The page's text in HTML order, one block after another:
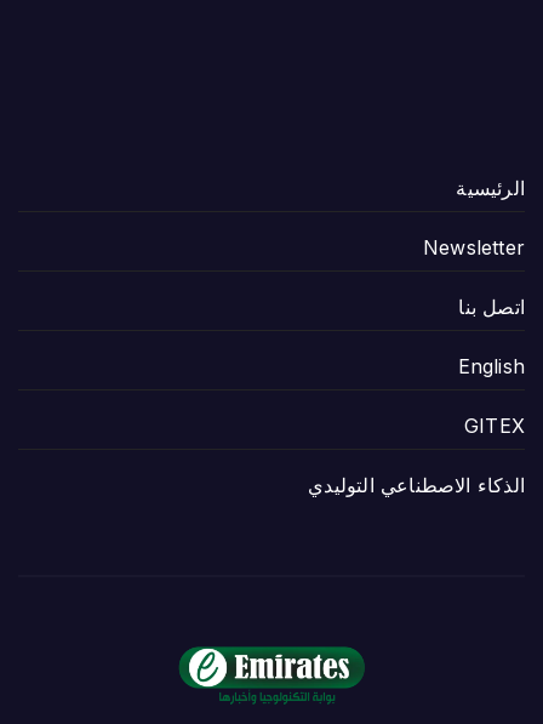
الرئيسية
Newsletter
اتصل بنا
English
GITEX
الذكاء الاصطناعي التوليدي